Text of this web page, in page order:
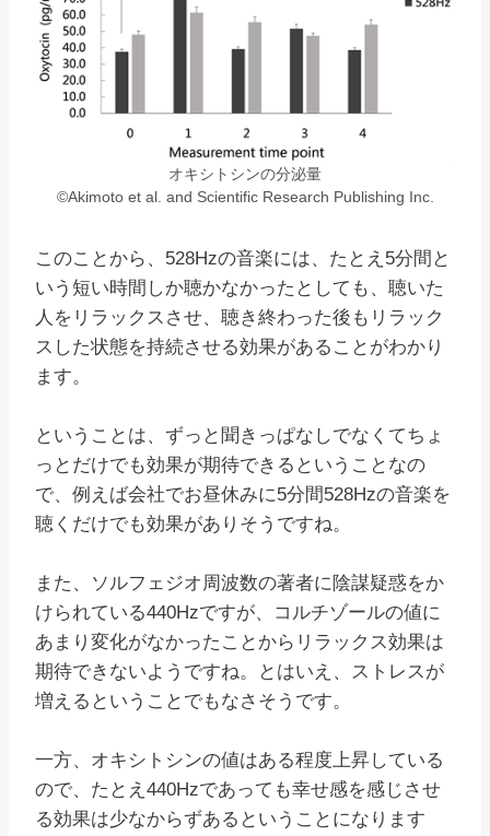
オキシトシンの分泌量
©Akimoto et al. and Scientific Research Publishing Inc.
このことから、528Hzの音楽には、たとえ5分間と
いう短い時間しか聴かなかったとしても、聴いた
人をリラックスさせ、聴き終わった後もリラック
スした状態を持続させる効果があることがわかり
ます。
ということは、ずっと聞きっぱなしでなくてちょ
っとだけでも効果が期待できるということなの
で、例えば会社でお昼休みに5分間528Hzの音楽を
聴くだけでも効果がありそうですね。
また、ソルフェジオ周波数の著者に陰謀疑惑をか
けられている440Hzですが、コルチゾールの値に
あまり変化がなかったことからリラックス効果は
期待できないようですね。とはいえ、ストレスが
増えるということでもなさそうです。
一方、オキシトシンの値はある程度上昇している
ので、たとえ440Hzであっても幸せ感を感じさせ
る効果は少なからずあるということになります